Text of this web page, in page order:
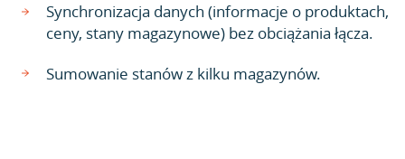
Synchronizacja danych (informacje o produktach,
ceny, stany magazynowe) bez obciążania łącza.
Sumowanie stanów z kilku magazynów.